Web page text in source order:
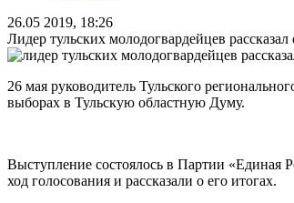
26.05 2019, 18:26
Лидер тульских молодогвардейцев
26 мая руководитель Тульского
выборах в Тульскую областную Думу.
Выступление состоялось в Партии «Единая
ход голосования и рассказали о его итогах.